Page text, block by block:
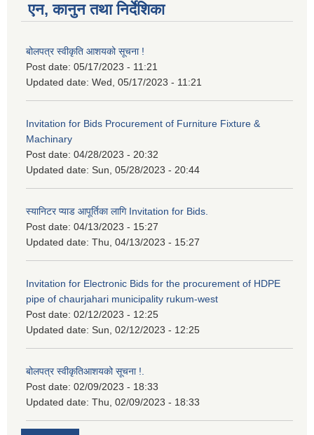
एन, कानुन तथा निर्देशिका
बोलपत्र स्वीकृति आशयको सूचना !
Post date: 05/17/2023 - 11:21
Updated date: Wed, 05/17/2023 - 11:21
Invitation for Bids Procurement of Furniture Fixture &
Machinary
Post date: 04/28/2023 - 20:32
Updated date: Sun, 05/28/2023 - 20:44
स्यानिटर प्याड आपूर्तिका लागि Invitation for Bids.
Post date: 04/13/2023 - 15:27
Updated date: Thu, 04/13/2023 - 15:27
Invitation for Electronic Bids for the procurement of HDPE
pipe of chaurjahari municipality rukum-west
Post date: 02/12/2023 - 12:25
Updated date: Sun, 02/12/2023 - 12:25
बोलपत्र स्वीकृतिआशयको सूचना !.
Post date: 02/09/2023 - 18:33
Updated date: Thu, 02/09/2023 - 18:33